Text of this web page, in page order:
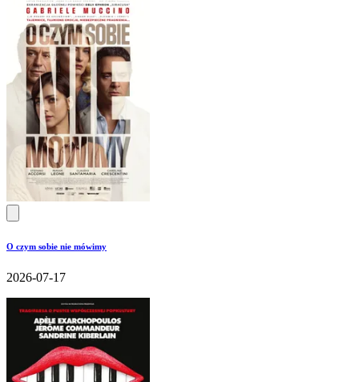
O czym sobie nie mówimy
2026-07-17